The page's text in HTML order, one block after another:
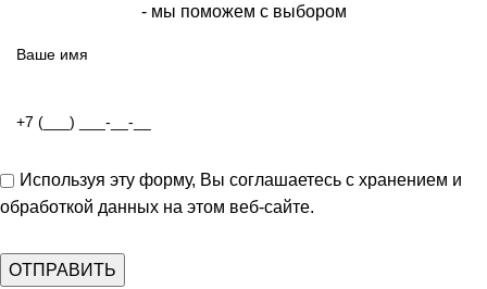
- мы поможем с выбором
Используя эту форму, Вы соглашаетесь с хранением и
обработкой данных на этом веб-сайте.